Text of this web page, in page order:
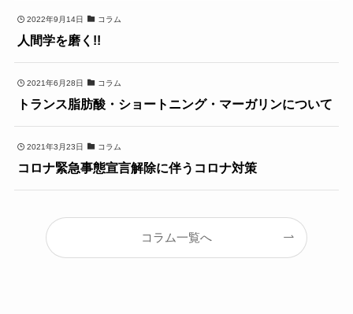
2022年9月14日 コラム
人間学を磨く!!
2021年6月28日 コラム
トランス脂肪酸・ショートニング・マーガリンについて
2021年3月23日 コラム
コロナ緊急事態宣言解除に伴うコロナ対策
コラム一覧へ